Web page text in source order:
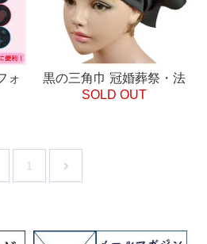
ォ
袋
黒の三角巾 冠婚葬祭・法
用・ 法事など
SOLD OUT
1